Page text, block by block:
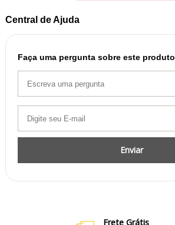
Central de Ajuda
Faça uma pergunta sobre este produto
Enviar
Frete Grátis